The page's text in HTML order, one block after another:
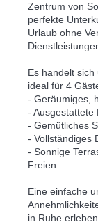
Zentrum von
perfekte
Urlaub ohne
Es handelt
ideal für 4
- Geräumiges,
- Ausgestattete
- Gemütliches
- Vollständiges
- Sonnige
Freien
Eine einfache
in Ruhe